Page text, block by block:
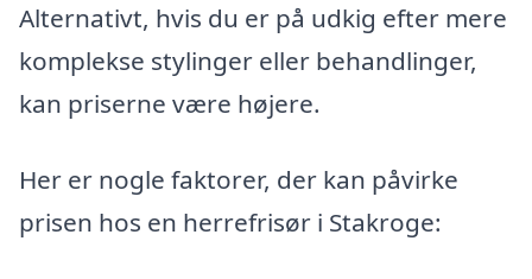
Alternativt, hvis du er på udkig efter mere
komplekse stylinger eller behandlinger,
kan priserne være højere.
Her er nogle faktorer, der kan påvirke
prisen hos en herrefrisør i Stakroge: